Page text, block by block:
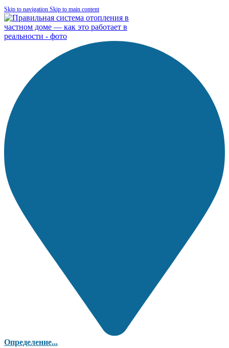
Skip to navigation Skip to main content
Определение...